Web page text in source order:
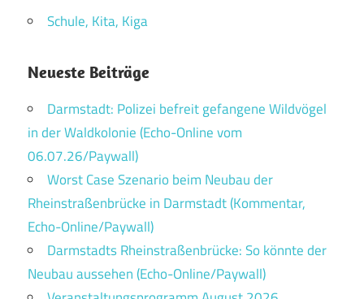
Schule, Kita, Kiga
Neueste Beiträge
Darmstadt: Polizei befreit gefangene Wildvögel
in der Waldkolonie (Echo-Online vom
06.07.26/Paywall)
Worst Case Szenario beim Neubau der
Rheinstraßenbrücke in Darmstadt (Kommentar,
Echo-Online/Paywall)
Darmstadts Rheinstraßenbrücke: So könnte der
Neubau aussehen (Echo-Online/Paywall)